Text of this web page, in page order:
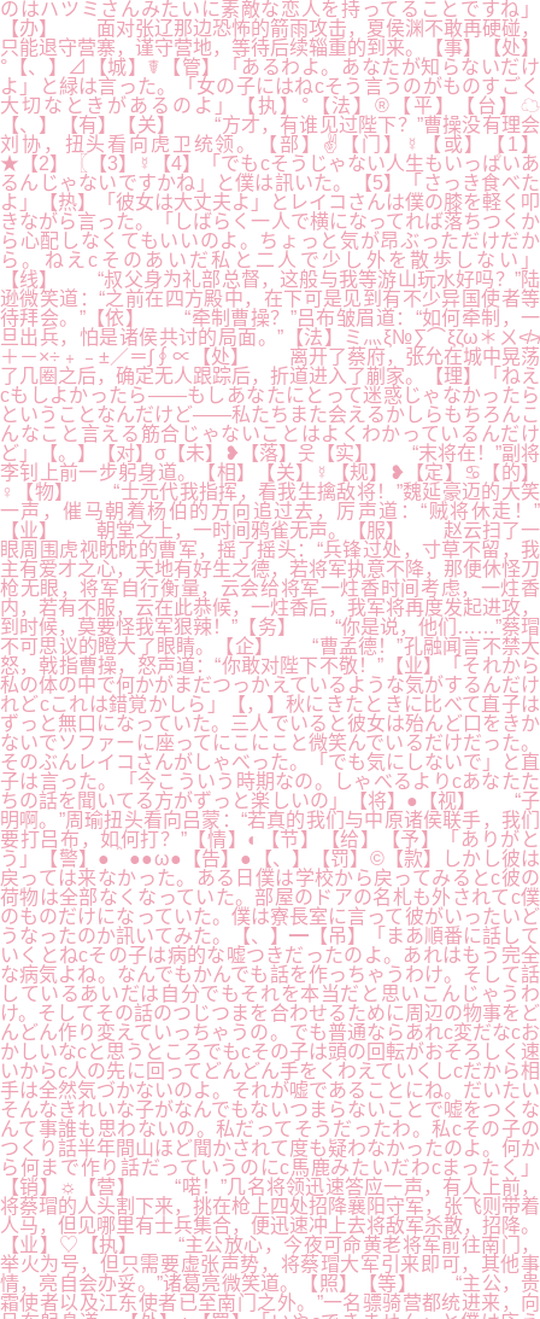
のはハツミさんみたいに素敵な恋人を持ってることですね」
【办】 面对张辽那边恐怖的箭雨攻击，夏侯渊不敢再硬碰，
只能退守营寨，谨守营地，等待后续辎重的到来。【事】【处】
°【、】⊿【城】☤【管】「あるわよ。あなたが知らないだけ
よ」と緑は言った。「女の子にはねcそう言うのがものすごく
大切なときがあるのよ」【执】°【法】®【平】【台】☁
【、】【有】【关】 “方才，有谁见过陛下？”曹操没有理会
刘协，扭头看向虎卫统领。【部】✌【门】☿【或】【1】
★【2】〖【3】☿【4】「でもcそうじゃない人生もいっぱいあ
るんじゃないですかね」と僕は訊いた。【5】「さっき食べた
よ」【热】「彼女は大丈夫よ」とレイコさんは僕の膝を軽く叩
きながら言った。「しばらく一人で横になってれば落ちつくか
ら心配しなくてもいいのよ。ちょっと気が昂ぶっただけだか
ら。ねえcそのあいだ私と二人で少し外を散歩しない」
【线】 “叔父身为礼部总督，这般与我等游山玩水好吗？”陆
逊微笑道：“之前在四方殿中，在下可是见到有不少异国使者等
待拜会。”【依】 “牵制曹操？”吕布皱眉道：“如何牵制，一
旦出兵，怕是诸侯共讨的局面。”【法】ミ灬ξ№∑⌒ξζω＊ㄨ≮≯
＋－×÷﹢﹣±／＝∫∮∝【处】 离开了蔡府，张允在城中晃荡
了几圈之后，确定无人跟踪后，折道进入了蒯家。【理】「ねえ
cもしよかったら――もしあなたにとって迷惑じゃなかったら
ということなんだけど――私たちまた会えるかしらもちろんこ
んなこと言える筋合じゃないことはよくわかっているんだけ
ど」【。】【对】σ【未】❥【落】웃【实】 “末将在！”副将
李钊上前一步躬身道。【相】【关】☿【规】❥【定】♋【的】
♀【物】 “士元代我指挥，看我生擒敌将！”魏延豪迈的大笑
一声，催马朝着杨伯的方向追过去，厉声道：“贼将休走！”
【业】 朝堂之上，一时间鸦雀无声。【服】 赵云扫了一
眼周围虎视眈眈的曹军，摇了摇头：“兵锋过处，寸草不留，我
主有爱才之心，天地有好生之德，若将军执意不降，那便休怪刀
枪无眼，将军自行衡量，云会给将军一炷香时间考虑，一炷香
内，若有不服，云在此恭候，一炷香后，我军将再度发起进攻，
到时候，莫要怪我军狠辣！”【务】 “你是说，他们……”蔡瑁
不可思议的瞪大了眼睛。【企】 “曹孟德！”孔融闻言不禁大
怒，戟指曹操，怒声道：“你敢对陛下不敬！”【业】「それから
私の体の中で何かがまだつっかえているような気がするんだけ
れどcこれは錯覚かしら」【，】秋にきたときに比べて直子は
ずっと無口になっていた。三人でいると彼女は殆んど口をきか
ないでソファーに座ってにこにこと微笑んでいるだけだった。
そのぶんレイコさんがしゃべった。「でも気にしないで」と直
子は言った。「今こういう時期なの。しゃべるよりcあなたた
ちの話を聞いてる方がずっと楽しいの」【将】●【视】 “子
明啊。”周瑜扭头看向吕蒙：“若真的我们与中原诸侯联手，我们
要打吕布，如何打？”【情】◐【节】【给】【予】「ありがと
う」【警】●＾●●ω●【告】●【、】【罚】©【款】しかし彼は
戻っては来なかった。ある日僕は学校から戻ってみるとc彼の
荷物は全部なくなっていた。部屋のドアの名札も外されてc僕
のものだけになっていた。僕は寮長室に言って彼がいったいど
うなったのか訊いてみた。【、】━【吊】「まあ順番に話して
いくとねcその子は病的な嘘つきだったのよ。あれはもう完全
な病気よね。なんでもかんでも話を作っちゃうわけ。そして話
しているあいだは自分でもそれを本当だと思いこんじゃうわ
け。そしてその話のつじつまを合わせるために周辺の物事をど
んどん作り変えていっちゃうの。でも普通ならあれc変だなcお
かしいなcと思うところでもcその子は頭の回転がおそろしく速
いからc人の先に回ってどんどん手をくわえていくしcだから相
手は全然気づかないのよ。それが嘘であることにね。だいたい
そんなきれいな子がなんでもないつまらないことで嘘をつくな
んて事誰も思わないの。私だってそうだったわ。私cその子の
つくり話半年間山ほど聞かされて度も疑わなかったのよ。何か
ら何まで作り話だっていうのにc馬鹿みたいだわcまったく」
【销】☼【营】 “喏！”几名将领迅速答应一声，有人上前，
将蔡瑁的人头割下来，挑在枪上四处招降襄阳守军，张飞则带着
人马，但见哪里有士兵集合，便迅速冲上去将敌军杀散，招降。
【业】♡【执】 “主公放心，今夜可命黄老将军前往南门，
举火为号，但只需要虚张声势，将蔡瑁大军引来即可，其他事
情，亮自会办妥。”诸葛亮微笑道。【照】【等】 “主公，贵
霜使者以及江东使者已至南门之外。”一名骠骑营都统进来，向